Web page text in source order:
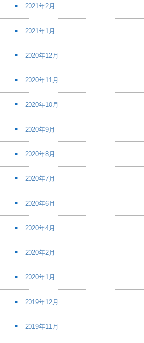
2021年2月
2021年1月
2020年12月
2020年11月
2020年10月
2020年9月
2020年8月
2020年7月
2020年6月
2020年4月
2020年2月
2020年1月
2019年12月
2019年11月